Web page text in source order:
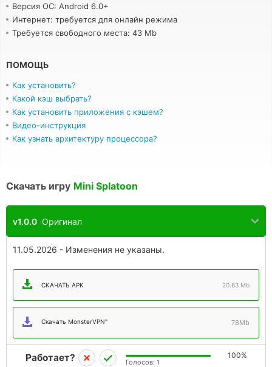
Версия ОС: Android 6.0+
Интернет: требуется для онлайн режима
Требуется свободного места: 43 Mb
ПОМОЩЬ
Как установить?
Какой кэш выбрать?
Как установить приложения с кэшем?
Видео-инструкция
Как узнать архитектуру процессора?
Скачать игру Mini Splatoon
v1.0.0 Оригинал
11.05.2026 - Изменения не указаны.
СКАЧАТЬ APK 20.63 Mb
Скачать MonsterVPN" 78Mb
Работает? 100%
Голосов: 1